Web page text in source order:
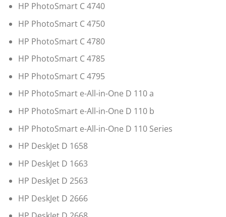
HP PhotoSmart C 4740
HP PhotoSmart C 4750
HP PhotoSmart C 4780
HP PhotoSmart C 4785
HP PhotoSmart C 4795
HP PhotoSmart e-All-in-One D 110 a
HP PhotoSmart e-All-in-One D 110 b
HP PhotoSmart e-All-in-One D 110 Series
HP DeskJet D 1658
HP DeskJet D 1663
HP DeskJet D 2563
HP DeskJet D 2666